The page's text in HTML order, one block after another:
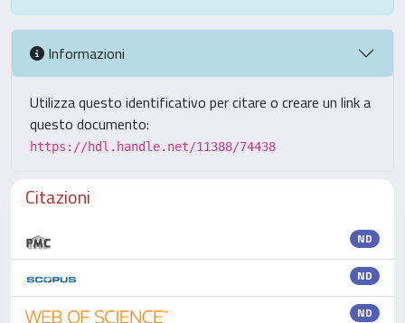
Informazioni
Utilizza questo identificativo per citare o creare un link a
questo documento:
https://hdl.handle.net/11388/74438
Citazioni
ND
ND
ND